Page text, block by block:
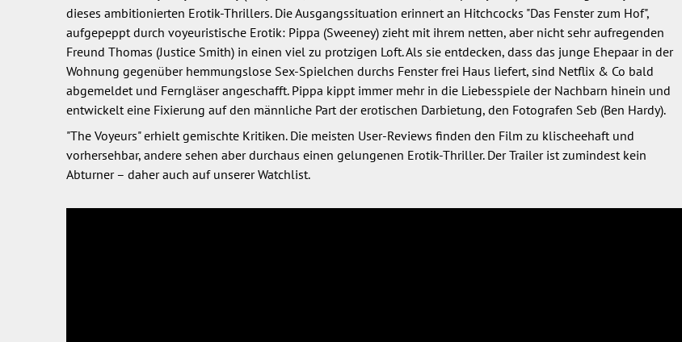
dieses ambitionierten Erotik-Thrillers. Die Ausgangssituation erinnert an Hitchcocks "Das Fenster zum Hof",
aufgepeppt durch voyeuristische Erotik: Pippa (Sweeney) zieht mit ihrem netten, aber nicht sehr aufregenden
Freund Thomas (Justice Smith) in einen viel zu protzigen Loft. Als sie entdecken, dass das junge Ehepaar in der
Wohnung gegenüber hemmungslose Sex-Spielchen durchs Fenster frei Haus liefert, sind Netflix & Co bald
abgemeldet und Ferngläser angeschafft. Pippa kippt immer mehr in die Liebesspiele der Nachbarn hinein und
entwickelt eine Fixierung auf den männliche Part der erotischen Darbietung, den Fotografen Seb (Ben Hardy).
"The Voyeurs" erhielt gemischte Kritiken. Die meisten User-Reviews finden den Film zu klischeehaft und
vorhersehbar, andere sehen aber durchaus einen gelungenen Erotik-Thriller. Der Trailer ist zumindest kein
Abturner – daher auch auf unserer Watchlist.